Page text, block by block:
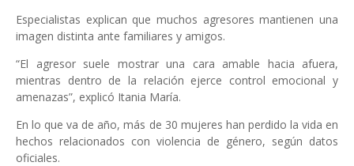
Especialistas explican que muchos agresores mantienen una
imagen distinta ante familiares y amigos.
“El agresor suele mostrar una cara amable hacia afuera,
mientras dentro de la relación ejerce control emocional y
amenazas”, explicó Itania María.
En lo que va de año, más de 30 mujeres han perdido la vida en
hechos relacionados con violencia de género, según datos
oficiales.